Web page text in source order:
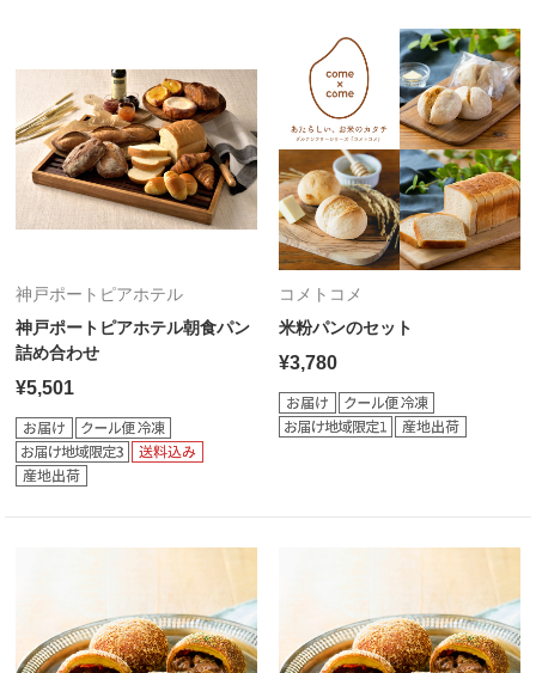
神戸ポートピアホテル
神戸ポートピアホテル朝食パン
詰め合わせ
¥5,501
コメトコメ
米粉パンのセット
¥3,780